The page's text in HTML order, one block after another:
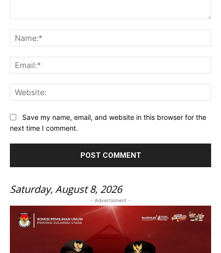
Save my name, email, and website in this browser for the
next time I comment.
Saturday, August 8, 2026
- Advertisment -